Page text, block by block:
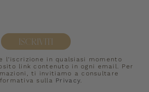
ISCRIVITI
l’iscrizione in qualsiasi momento
link contenuto in ogni email. Per
ti invitiamo a consultare
sulla Privacy.